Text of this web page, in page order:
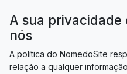
A sua
nós
A política do NomedoSite
relação a qualquer